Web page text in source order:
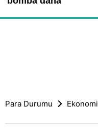
Para Durumu Ekonomi